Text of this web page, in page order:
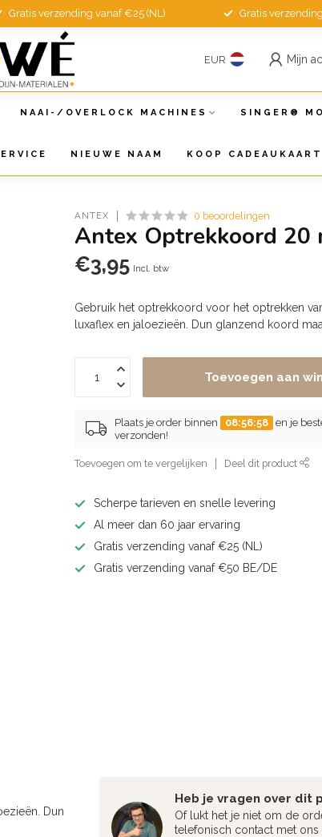
Gratis verzending vanaf €25 (NL) Gratis
EUR Mijn
NAAI-/OVERLOCK MACHINES SINGER®
NIEUWE NAAM KOOP CADEAUKAART
ANTEX 0 beoordelingen
Antex Optrekkoord 20
€3,95 Incl. btw
Gebruik het optrekkoord voor het optrekken
luxaflex en jaloezieën. Dun glanzend koord
Toevoegen aan
Plaats je order binnen 08:56:58 en je
verzonden!
Toevoegen om te vergelijken Deel dit product
Scherpe tarieven en snelle levering
Al meer dan 60 jaar ervaring
Gratis verzending vanaf €25 (NL)
Gratis verzending vanaf €50 BE/DE
Dun
Heb je vragen over dit
Of lukt het je niet om de
telefonisch contact met